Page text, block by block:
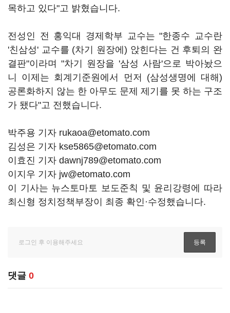
목하고 있다"고 밝혔습니다.
전성인 전 홍익대 경제학부 교수는 "한종수 교수란
'친삼성' 교수를 (차기 원장에) 앉힌다는 건 후퇴의 완
결판"이라며 "차기 원장을 '삼성 사람'으로 박아놨으
니 이제는 회계기준원에서 먼저 (삼성생명에 대해)
공론화하지 않는 한 아무도 문제 제기를 못 하는 구조
가 됐다"고 전했습니다.
박주용 기자 rukaoa@etomato.com
김성은 기자 kse5865@etomato.com
이효진 기자 dawnj789@etomato.com
이지우 기자 jw@etomato.com
이 기사는 뉴스토마토 보도준칙 및 윤리강령에 따라
최신형 정치정책부장이 최종 확인·수정했습니다.
댓글 0